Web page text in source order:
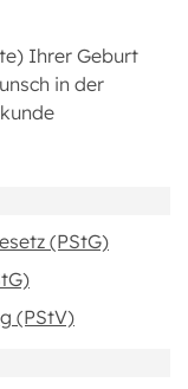
Ihrer Geburt
in der
(PStG)
(PStV)